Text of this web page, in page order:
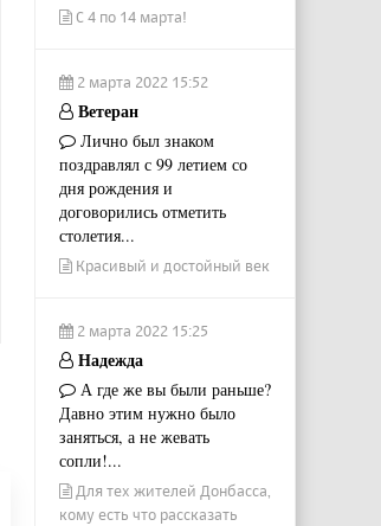
С 4 по 14 марта!
2 марта 2022 15:52
Ветеран
Лично был знаком
поздравлял с 99 летием со
дня рождения и
договорились отметить
столетия...
Красивый и достойный век
2 марта 2022 15:25
Надежда
А где же вы были раньше?
Давно этим нужно было
заняться, а не жевать
сопли!...
Для тех жителей Донбасса,
кому есть что рассказать